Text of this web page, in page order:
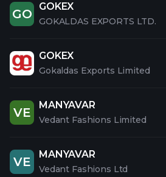
GO
GOKEX
GOKALDAS EXPORTS LTD.
GOKEX
Gokaldas Exports Limited
VE
MANYAVAR
Vedant Fashions Limited
VE
MANYAVAR
Vedant Fashions Ltd